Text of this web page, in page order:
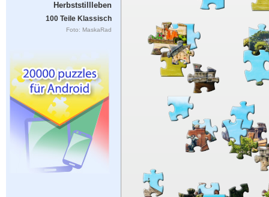
Herbststillleben
100 Teile Klassisch
Foto: MaskaRad